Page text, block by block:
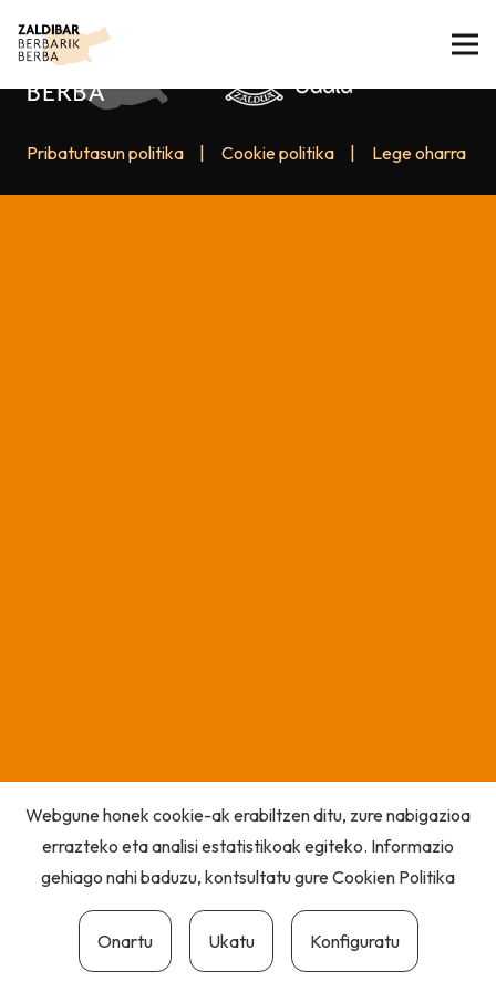
Pribatutasun politika Cookie politika Lege oharra
Webgune honek cookie-ak erabiltzen ditu, zure nabigazioa
errazteko eta analisi estatistikoak egiteko. Informazio
gehiago nahi baduzu, kontsultatu gureCookien Politika
Onartu Ukatu Konfiguratu